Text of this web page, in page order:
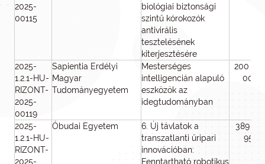
2025-
00115
biológiai biztonsági
szintű kórokozók
antivirális
tesztelésének
kiterjesztésére
2025-
1.2.1-HU-
RIZONT-
2025-
00119
Sapientia Erdélyi
Magyar
Tudományegyetem
Mesterséges
intelligencián alapuló
eszközök az
idegtudományban
200
000
2025-
1.2.1-HU-
RIZONT-
2025-
Óbudai Egyetem
6. Új távlatok a
transzatlanti űripari
innovációban:
Fenntartható robotikus
389
959